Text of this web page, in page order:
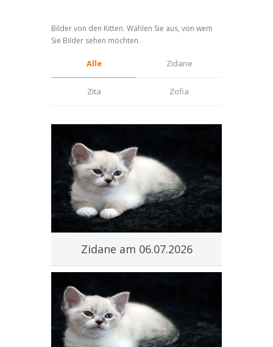
Bilder von den Kitten. Wählen Sie aus, von wem
Sie Bilder sehen möchten.
Alle Zidane
Zita Zofia
Zidane am 06.07.2026